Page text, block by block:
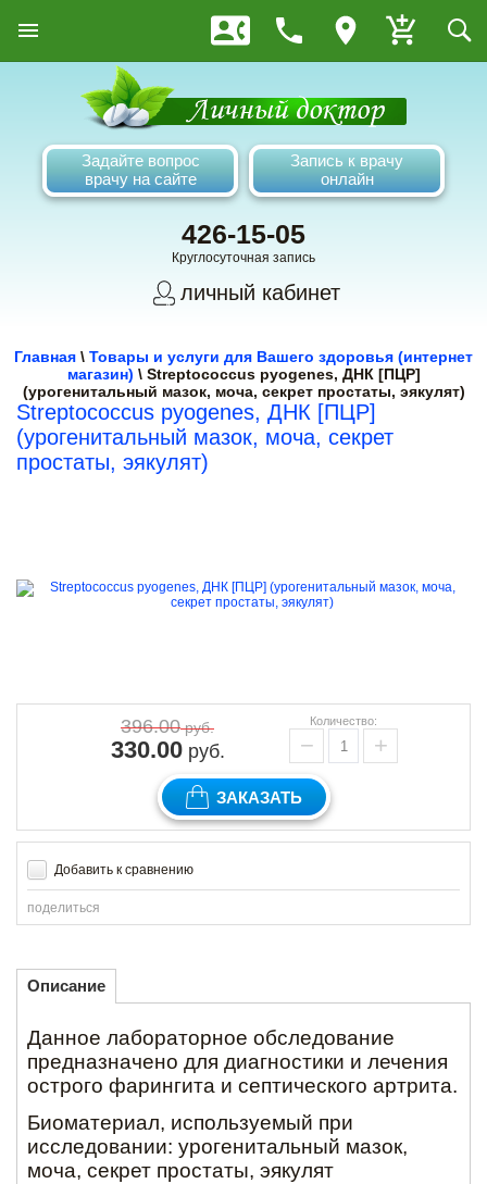
Задайте вопрос
врачу на сайте
Запись к врачу
онлайн
426-15-05
Круглосуточная запись
личный кабинет
Главная \ Товары и услуги для Вашего здоровья (интернет
магазин) \ Streptococcus pyogenes, ДНК [ПЦР]
(урогенитальный мазок, моча, секрет простаты, эякулят)
Streptococcus pyogenes, ДНК [ПЦР]
(урогенитальный мазок, моча, секрет
простаты, эякулят)
396.00руб.
330.00руб.
Количество:
− +
ЗАКАЗАТЬ
Добавить к сравнению
поделиться
Описание
Данное лабораторное обследование
предназначено для диагностики и лечения
острого фарингита и септического артрита.
Биоматериал, используемый при
исследовании: урогенитальный мазок,
моча, секрет простаты, эякулят